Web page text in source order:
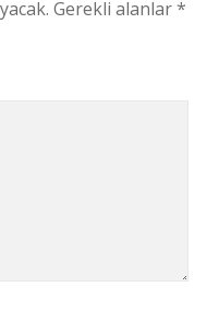
Gerekli alanlar*